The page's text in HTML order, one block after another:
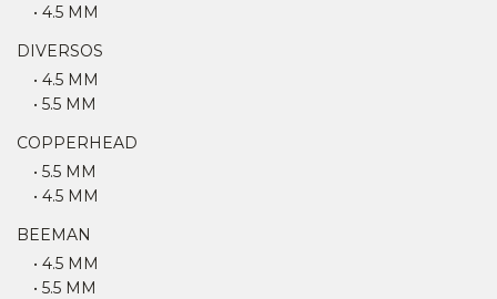
• 4.5 MM
DIVERSOS
• 4.5 MM
• 5.5 MM
COPPERHEAD
• 5.5 MM
• 4.5 MM
BEEMAN
• 4.5 MM
• 5.5 MM